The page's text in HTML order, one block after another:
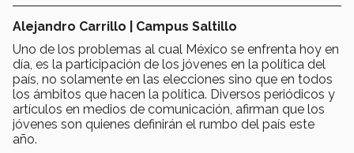
Alejandro Carrillo | Campus Saltillo
Uno de los problemas al cual México se enfrenta hoy en
día, es la participación de los jóvenes en la política del
país, no solamente en las elecciones sino que en todos
los ámbitos que hacen la política. Diversos periódicos y
artículos en medios de comunicación, afirman que los
jóvenes son quienes definirán el rumbo del país este
año.